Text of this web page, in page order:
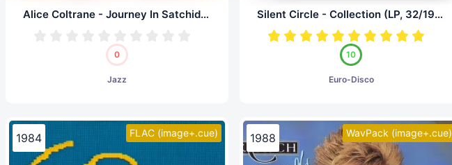
Alice Coltrane - Journey In Satchidananda (LP, 24/96.0)
0
Jazz
Silent Circle - Collection (LP, 32/192.0)
10
Euro-Disco
FLAC (image+.cue)
1984 WavPack (image+.cue)
1988